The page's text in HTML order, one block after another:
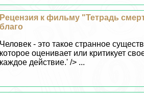
Рецензия к фильму "Тетрадь
благо
Человек - это такое странное
которое оценивает или критикует
каждое действие.' /> ...